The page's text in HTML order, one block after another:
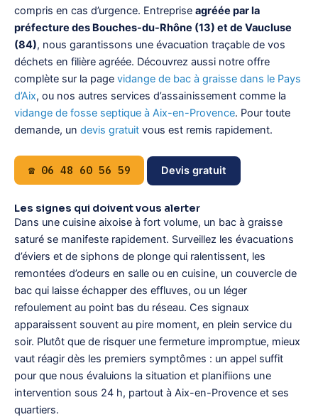
compris en cas d’urgence. Entreprise agréée par la
préfecture des Bouches-du-Rhône (13) et de Vaucluse
(84), nous garantissons une évacuation traçable de vos
déchets en filière agréée. Découvrez aussi notre offre
complète sur la page vidange de bac à graisse dans le Pays
d’Aix, ou nos autres services d’assainissement comme la
vidange de fosse septique à Aix-en-Provence. Pour toute
demande, un devis gratuit vous est remis rapidement.
☎ 06 48 60 56 59 Devis gratuit
Les signes qui doivent vous alerter
Dans une cuisine aixoise à fort volume, un bac à graisse
saturé se manifeste rapidement. Surveillez les évacuations
d’éviers et de siphons de plonge qui ralentissent, les
remontées d’odeurs en salle ou en cuisine, un couvercle de
bac qui laisse échapper des effluves, ou un léger
refoulement au point bas du réseau. Ces signaux
apparaissent souvent au pire moment, en plein service du
soir. Plutôt que de risquer une fermeture impromptue, mieux
vaut réagir dès les premiers symptômes : un appel suffit
pour que nous évaluions la situation et planifiions une
intervention sous 24 h, partout à Aix-en-Provence et ses
quartiers.